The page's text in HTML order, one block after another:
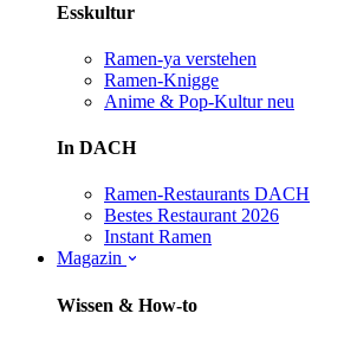
Esskultur
Ramen-ya verstehen
Ramen-Knigge
Anime & Pop-Kultur neu
In DACH
Ramen-Restaurants DACH
Bestes Restaurant 2026
Instant Ramen
Magazin
Wissen & How-to